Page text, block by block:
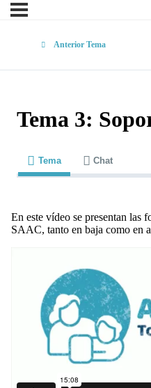
Anterior Tema
Tema 3:
Tema Chat
En este vídeo se presentan las
SAAC, tanto en baja como en